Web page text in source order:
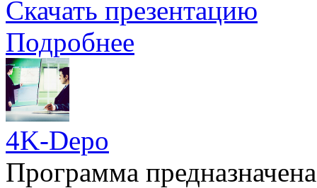
Скачать презентацию
Подробнее
4K-Depo
Программа